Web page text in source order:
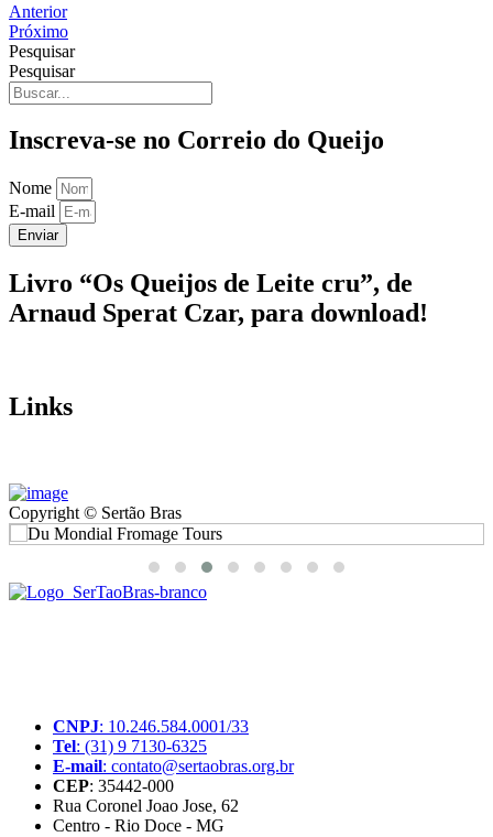
Anterior
Próximo
Pesquisar
Pesquisar
Inscreva-se no Correio do Queijo
Nome
E-mail
Enviar
Livro “Os Queijos de Leite cru”, de
Arnaud Sperat Czar, para download!
Links
Copyright © Sertão Bras
CNPJ: 10.246.584.0001/33
Tel: (31) 9 7130-6325
E-mail: contato@sertaobras.org.br
CEP: 35442-000
Rua Coronel Joao Jose, 62
Centro - Rio Doce - MG